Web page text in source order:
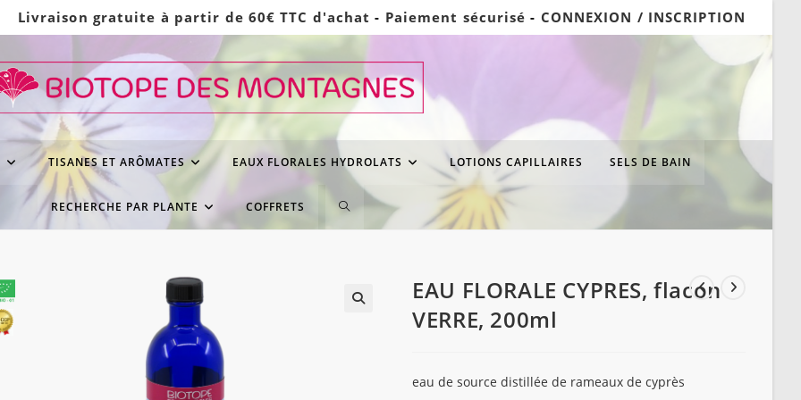
Livraison gratuite à partir de 60€ TTC d'achat - Paiement sécurisé - CONNEXION / INSCRIPTION
TISANES ET ARÔMATES EAUX FLORALES HYDROLATS LOTIONS CAPILLAIRES SELS DE BAIN
RECHERCHE PAR PLANTE COFFRETS TOGGLE
SEARCH
EAU FLORALE CYPRES, flacon
VERRE, 200ml
eau de source distillée de rameaux de cyprès